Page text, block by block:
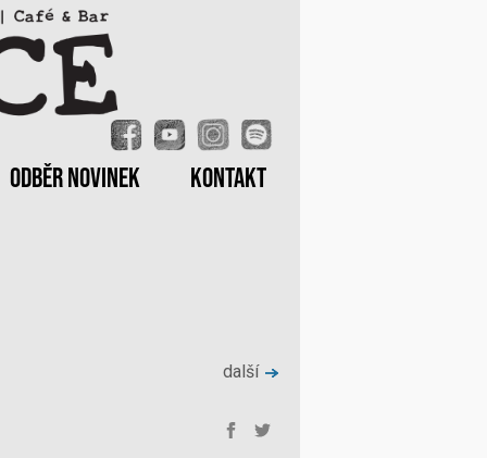
ODBĚR NOVINEK KONTAKT
další